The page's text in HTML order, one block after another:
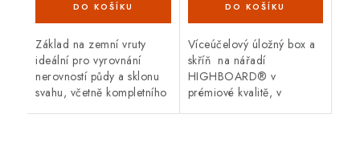
Základ na zemní vruty
ideální pro vyrovnání
nerovností půdy a sklonu
svahu, včetně kompletního
Víceúčelový úložný box a
skříň na nářadí
HIGHBOARD® v
prémiové kvalitě, v